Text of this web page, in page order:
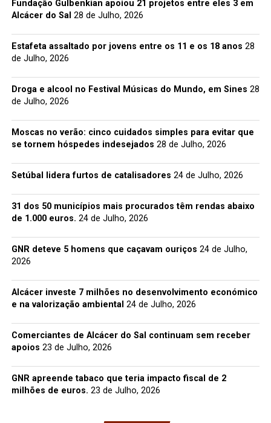
Fundação Gulbenkian apoiou 21 projetos entre eles 3 em
Alcácer do Sal 28 de Julho, 2026
Estafeta assaltado por jovens entre os 11 e os 18 anos 28
de Julho, 2026
Droga e alcool no Festival Músicas do Mundo, em Sines 28
de Julho, 2026
Moscas no verão: cinco cuidados simples para evitar que
se tornem hóspedes indesejados 28 de Julho, 2026
Setúbal lidera furtos de catalisadores 24 de Julho, 2026
31 dos 50 municípios mais procurados têm rendas abaixo
de 1.000 euros. 24 de Julho, 2026
GNR deteve 5 homens que caçavam ouriços 24 de Julho,
2026
Alcácer investe 7 milhões no desenvolvimento económico
e na valorização ambiental 24 de Julho, 2026
Comerciantes de Alcácer do Sal continuam sem receber
apoios 23 de Julho, 2026
GNR apreende tabaco que teria impacto fiscal de 2
milhões de euros. 23 de Julho, 2026